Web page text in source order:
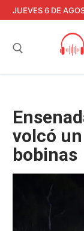
contenido
JUEVES 6 DE
volcó
bobinas